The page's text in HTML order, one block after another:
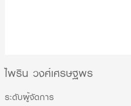
ไพริน วงศ์เศรษฐพร
ระดับผู้จัดการ